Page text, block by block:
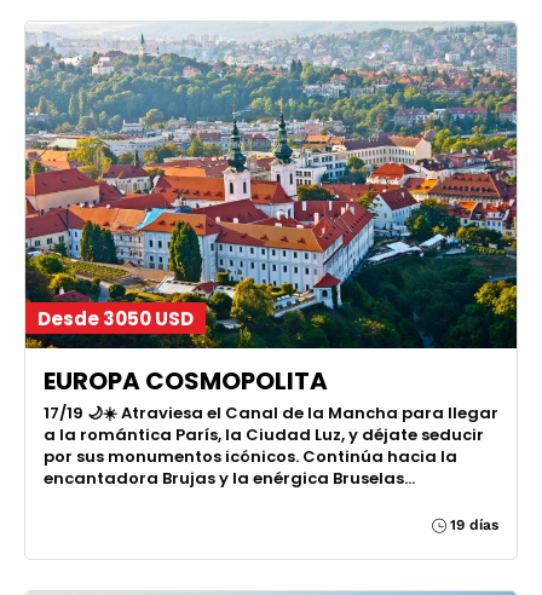
Desde 3050 USD
EUROPA COSMOPOLITA
17/19 🌙☀️ Atraviesa el Canal de la Mancha para llegar
a la romántica París, la Ciudad Luz, y déjate seducir
por sus monumentos icónicos. Continúa hacia la
encantadora Brujas y la enérgica Bruselas...
19 días